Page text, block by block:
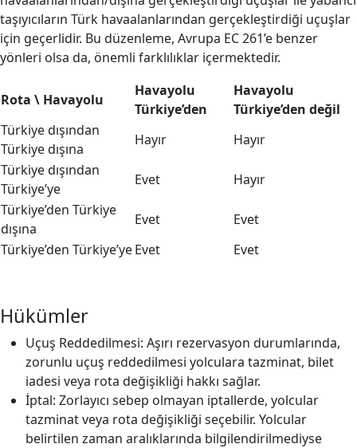
taşıyıcıların Türk havaalanlarından gerçekleştirdiği uçuşlar
için geçerlidir. Bu düzenleme, Avrupa EC 261’e benzer
yönleri olsa da, önemli farklılıklar içermektedir.
Rota \ Havayolu
Havayolu
Türkiye’den
Havayolu
Türkiye’den değil
Türkiye dışından
Türkiye dışına
Hayır
Hayır
Türkiye dışından
Türkiye’ye
Evet
Hayır
Türkiye’den Türkiye
dışına
Evet
Evet
Türkiye’den Türkiye’yeEvet Evet
Hükümler
Uçuş Reddedilmesi: Aşırı rezervasyon durumlarında,
zorunlu uçuş reddedilmesi yolculara tazminat, bilet
iadesi veya rota değişikliği hakkı sağlar.
İptal: Zorlayıcı sebep olmayan iptallerde, yolcular
tazminat veya rota değişikliği seçebilir. Yolcular
belirtilen zaman aralıklarında bilgilendirilmediyse